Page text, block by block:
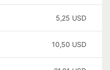
5,25 USD
10,50 USD